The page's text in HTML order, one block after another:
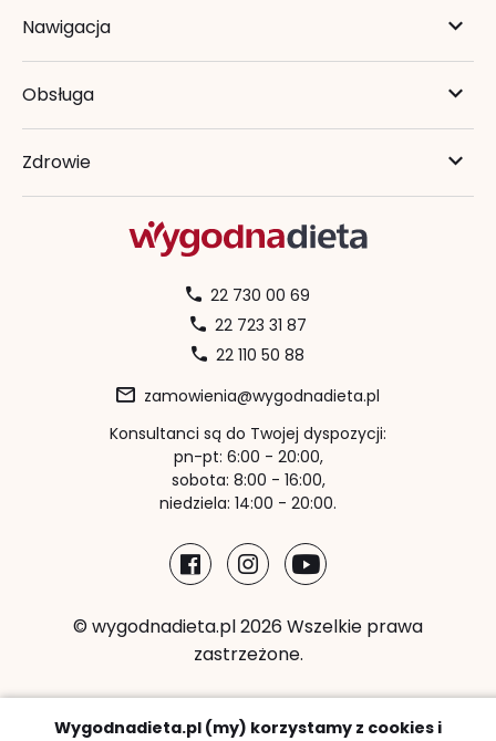
Nawigacja
Obsługa
Zdrowie
22 730 00 69
22 723 31 87
22 110 50 88
zamowienia@wygodnadieta.pl
Konsultanci są do Twojej dyspozycji:
pn-pt: 6:00 - 20:00,
sobota: 8:00 - 16:00,
niedziela: 14:00 - 20:00.
© wygodnadieta.pl 2026 Wszelkie prawa
zastrzeżone.
Metody płatności:
Wygodnadieta.pl (my) korzystamy z cookies i